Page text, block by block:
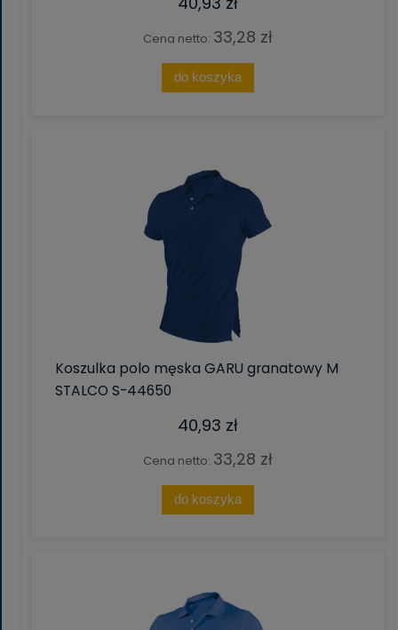
Cena netto: 33,28 zł
do koszyka
Koszulka polo męska GARU granatowy M
STALCO S-44650
40,93 zł
Cena netto: 33,28 zł
do koszyka